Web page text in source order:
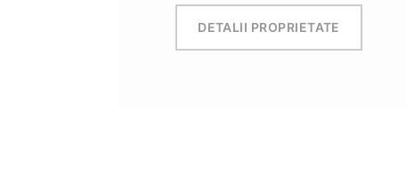
DETALII PROPRIETATE